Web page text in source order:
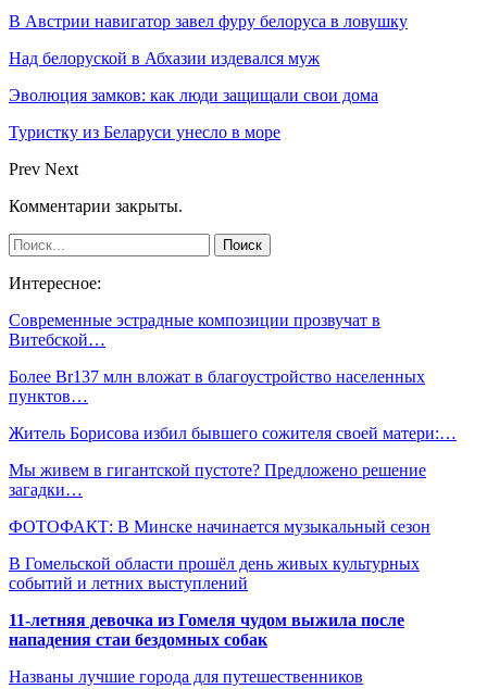
В Австрии навигатор завел фуру белоруса в ловушку
Над белоруской в Абхазии издевался муж
Эволюция замков: как люди защищали свои дома
Туристку из Беларуси унесло в море
Prev Next
Комментарии закрыты.
Интересное:
Современные эстрадные композиции прозвучат в
Витебской…
Более Br137 млн вложат в благоустройство населенных
пунктов…
Житель Борисова избил бывшего сожителя своей матери:…
Мы живем в гигантской пустоте? Предложено решение
загадки…
ФОТОФАКТ: В Минске начинается музыкальный сезон
В Гомельской области прошёл день живых культурных
событий и летних выступлений
11-летняя девочка из Гомеля чудом выжила после
нападения стаи бездомных собак
Названы лучшие города для путешественников